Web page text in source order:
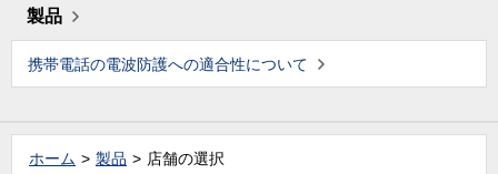
製品
携帯電話の電波防護への適合性について
ホーム 製品 店舗の選択